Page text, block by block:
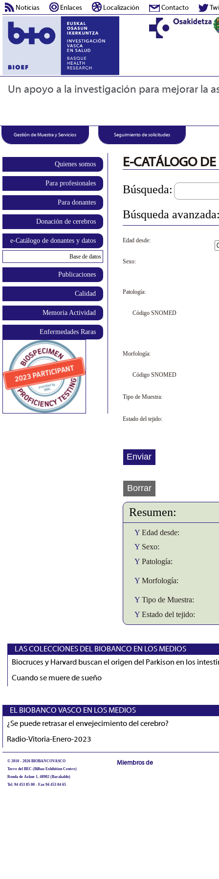
Noticias Enlaces Localización Contacto
Un apoyo a la investigación para mejorar la
Gestión de Muestra y Servicios Seguimiento de solicitudes
Quienes somos
Para profesionales
Para donantes
Donación de cerebros
e-Catálogo de donantes y datos
Base de datos
Publicaciones
Calidad
Memoria Actividad
Enfermedades Raras
E-CATÁLOGO
Búsqueda:
Búsqueda
Edad desde:
Sexo:
Patología:
Código SNOMED
Morfología:
Código SNOMED
Tipo de Muestra:
Estado del tejido:
Resumen:
YEdad desde:
YSexo:
YPatología:
YMorfología:
YTipo de Muestra:
YEstado del tejido:
LAS COLECCIONES DEL BIOBANCO EN LOS MEDIOS
Biocruces y Harvard buscan el origen del Parkison en los
Cuando se muere de sueño
EL BIOBANCO VASCO EN LOS MEDIOS
¿Se puede retrasar el envejecimiento del cerebro?
Radio-Vitoria-Enero-2023
© 2010 - 2026 BIOBANCOVASCO
Torre del BEC (Bilbao Exhibition Centre)
Ronda de Azkue 1, 48902 (Barakaldo)
Tel. 94 453 85 00 - Fax 94 453 04 65
Miembros de